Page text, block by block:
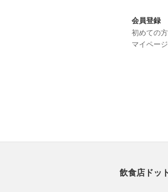
会員登録
初めての
マイペー
飲食店ドッ